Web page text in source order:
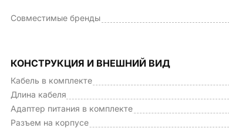
Совместимые бренды
КОНСТРУКЦИЯ И ВНЕШНИЙ ВИД
Кабель в комплекте
Длина кабеля
Адаптер питания в комплекте
Разъем на корпусе